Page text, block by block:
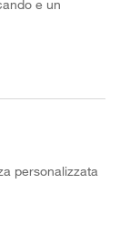
e un
personalizzata